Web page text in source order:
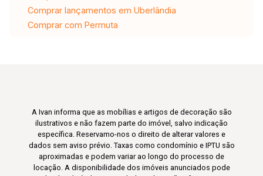
Comprar lançamentos em Uberlândia
Comprar com Permuta
A Ivan informa que as mobílias e artigos de decoração são
ilustrativos e não fazem parte do imóvel, salvo indicação
específica. Reservamo-nos o direito de alterar valores e
dados sem aviso prévio. Taxas como condomínio e IPTU são
aproximadas e podem variar ao longo do processo de
locação. A disponibilidade dos imóveis anunciados pode